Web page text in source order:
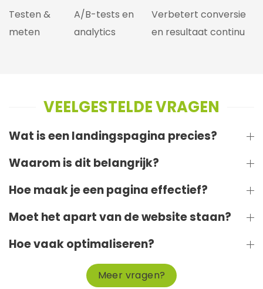
Testen &
meten
A/B-tests en
analytics
Verbetert conversie
en resultaat continu
VEELGESTELDE VRAGEN
Wat is een landingspagina precies?
Waarom is dit belangrijk?
Hoe maak je een pagina effectief?
Moet het apart van de website staan?
Hoe vaak optimaliseren?
Meer vragen?